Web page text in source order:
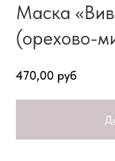
Маска
(орехово-
470,00 руб